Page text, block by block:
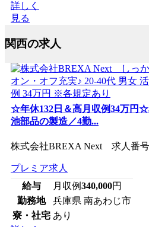
詳しく
見る
関西の求人
☆年休132日＆高月収例34万円
池部品の製造／4勤...
株式会社BREXA Next 求人番号
プレミア求人
給与
月収例340,000円
勤務地
兵庫県 南あわじ市
寮・社宅 あり